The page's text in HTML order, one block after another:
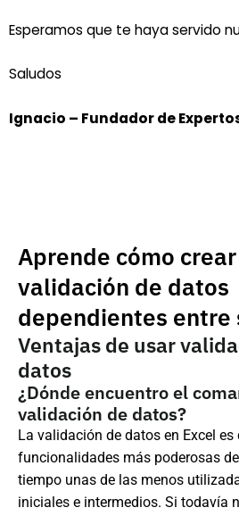
Esperamos que te haya servido
Saludos
Ignacio – Fundador de
Aprende cómo
validación de datos
dependientes entre
Ventajas de usar
datos
¿Dónde encuentro el
validación de datos?
La validación de datos en Excel
funcionalidades más poderosas
tiempo unas de las menos
iniciales e intermedios. Si todavía